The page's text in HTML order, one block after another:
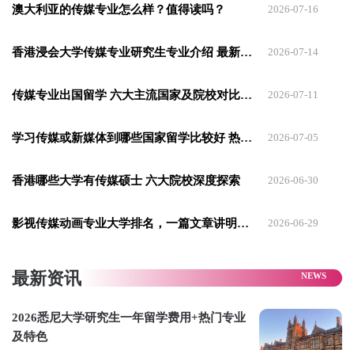
大陆的多家知名新闻机构。此外，还有毕业生选择加入联合
领域的工作。
02.香港中文大学
香港中文大学的传媒专业主要聚集于新闻与传播学院。
域包括传播理论、新媒体以及社会变革等。
台。
香港中文大学新闻与传播学院为本科生提供了四个实习课程，
包括《大学线》、《varisty》、点子创作及创意媒体实验室。
澳大利亚的传媒专业怎么样？值得读吗？ 2026-07-16
香港浸会大学传媒专业研究生专业介绍 最新传媒专业学院推荐 2026-07-14
传媒专业出国留学 六大主流国家及院校对比介绍 2026-07-11
学习传媒或新媒体到哪些国家留学比较好 热门国家推荐 2026-07-05
香港哪些大学有传媒硕士 六大院校深度探索 2026-06-30
影视传媒动画专业大学排名，一篇文章讲明白！ 2026-06-29
最新资讯
2026悉尼大学研究生一年留学费用+热门专业
及特色